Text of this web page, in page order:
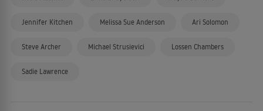
Jennifer Kitchen Melissa Sue Anderson Ari Solomon
Steve Archer Michael Strusievici Lossen Chambers
Sadie Lawrence